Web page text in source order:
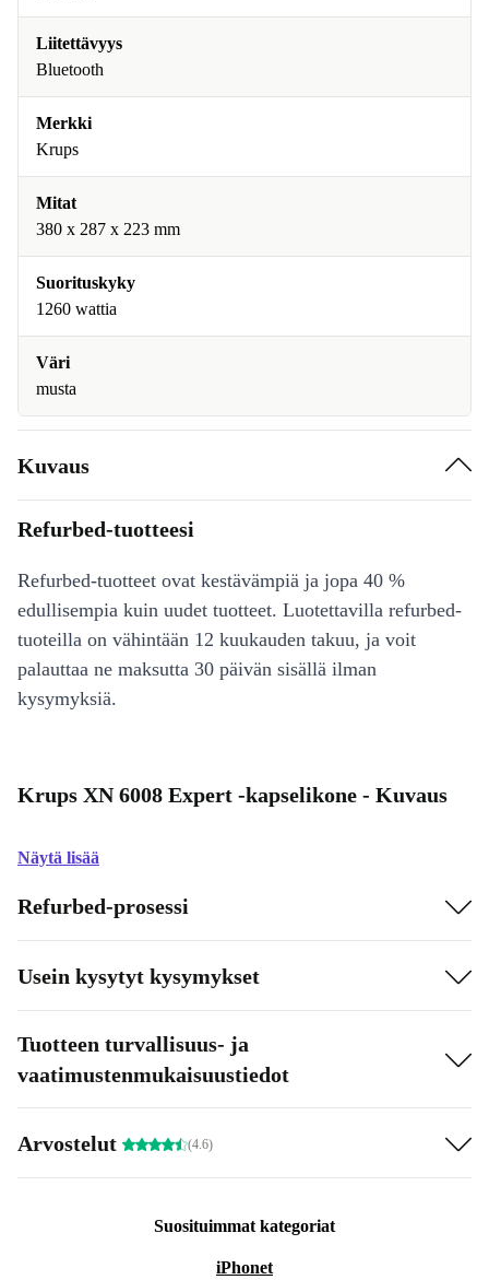
Liitettävyys
Bluetooth
Merkki
Krups
Mitat
380 x 287 x 223 mm
Suorituskyky
1260 wattia
Väri
musta
Kuvaus
Refurbed-tuotteesi
Refurbed-tuotteet ovat kestävämpiä ja jopa 40 %
edullisempia kuin uudet tuotteet. Luotettavilla refurbed-
tuoteilla on vähintään 12 kuukauden takuu, ja voit
palauttaa ne maksutta 30 päivän sisällä ilman
kysymyksiä.
Krups XN 6008 Expert -kapselikone - Kuvaus
Näytä lisää
Refurbed-prosessi
Usein kysytyt kysymykset
Tuotteen turvallisuus- ja
vaatimustenmukaisuustiedot
Arvostelut (4.6)
Suosituimmat kategoriat
iPhonet